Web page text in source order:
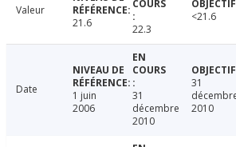
Valeur
21.6
22.3
<21.6
Date
1 juin
2006
31
décembre
2010
31
2010